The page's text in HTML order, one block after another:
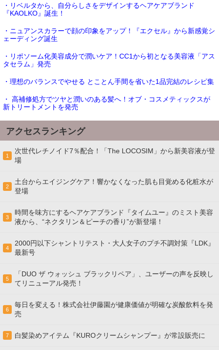
・リベルタから、自分らしさをデザインするヘアケアブランド
『KAOLKO』誕生！
・ニュアンスカラーで顔の印象をアップ！『エクセル』から新感覚シ
ェーディング誕生
・リポソーム化美容成分で潤いケア！CC1から初となる美容液「アス
タセラム」発売
・理想のバランスでやせる とことん手間を省いた1品完結のレシピ集
・ 高補修処方でツヤと潤いのある髪へ！オブ・コスメティックスが
新トリートメントを発売
アクセスランキング
1
次世代レチノイド7％配合！「The LOCOSIM」から新美容液が登
場
2
土台からエイジングケア！響かなくなった肌も目覚める化粧水が
登場
3
時間を味方にするヘアケアブランド『タイムユー』のミスト美容
液から、“ネクタリン＆ピーチの香り”が新登場！
4
2000円以下シャントリテスト・大人女子のプチ不調対策『LDK』
最新号
5
「DUO ザ ウォッシュ ブラックリペア」、ユーザーの声を反映し
てリニューアル発売！
6
毎日を変える！株式会社伊藤園が健康価値が明確な炭酸飲料を発
売
7 白髪染めアイテム『KUROクリームシャンプー』が常設販売に